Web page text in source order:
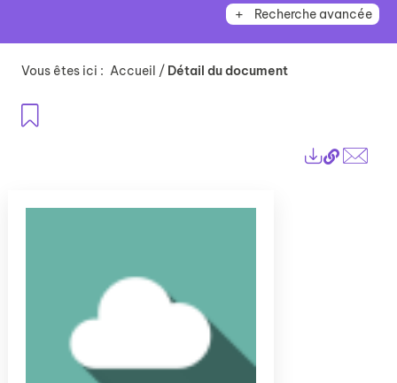
Recherche avancée
Vous êtes ici : Accueil / Détail du document
Lien